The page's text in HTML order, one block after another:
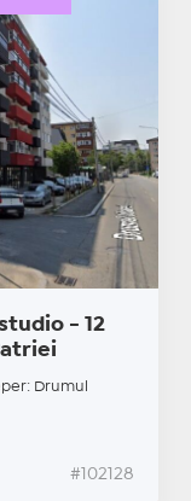
- 12
Drumul
#102128